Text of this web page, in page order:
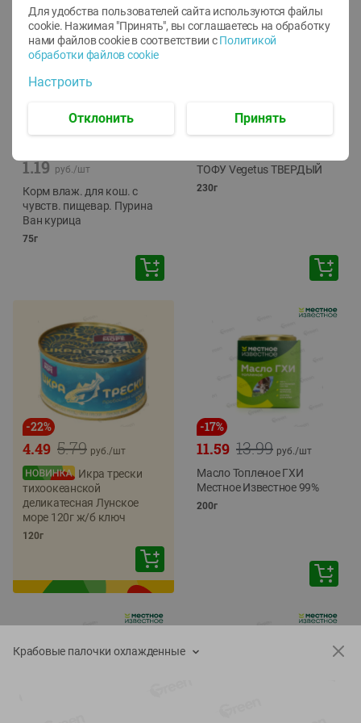
1.19 руб./шт
Корм влаж. для кош. с
чувств. пищевар. Пурина
Ван курица
75г
ТОФУ Vegetus ТВЕРДЫЙ
230г
-22%
5.79
4.49 руб./шт
Икра трески
тихоокеанской
деликатесная Лунское
море 120г ж/б ключ
120г
-17%
13.99
11.59 руб./шт
Масло Топленое ГХИ
Местное Известное 99%
200г
Крабовые палочки охлажденные
Для удобства пользователей сайта используются файлы
cookie. Нажимая "Принять", вы соглашаетесь на обработку
нами файлов cookie в соответствии с Политикой
обработки файлов cookie
Настроить
Отклонить Принять